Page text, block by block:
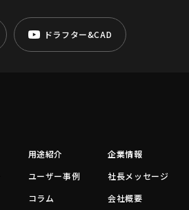
ドラフター&CAD
用途紹介
ユーザー事例
コラム
企業情報
社長メッセージ
会社概要